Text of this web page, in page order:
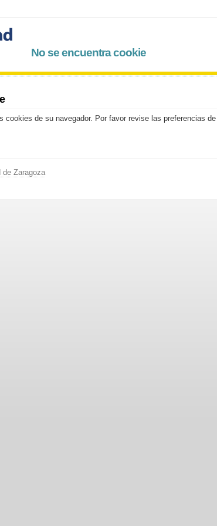
No se encuentra cookie
cookies de su navegador. Por favor revise las preferencias
de Zaragoza